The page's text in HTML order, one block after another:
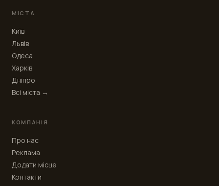
МІСТА
Київ
Львів
Одеса
Харків
Дніпро
Всі міста →
КОМПАНІЯ
Про нас
Реклама
Додати місце
Контакти